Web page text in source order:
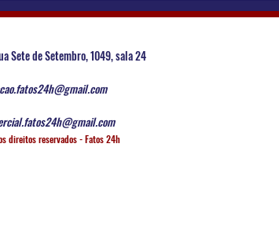
Sete de Setembro, 1049, sala 24
direitos reservados - Fatos 24h